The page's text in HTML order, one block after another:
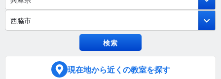
西脇市
現在地から近くの教室を探す